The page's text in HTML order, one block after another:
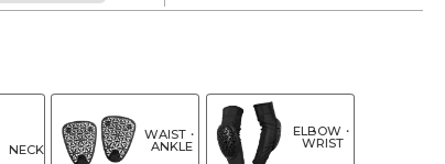
NECK
WAIST・
ANKLE
ELBOW・
WRIST